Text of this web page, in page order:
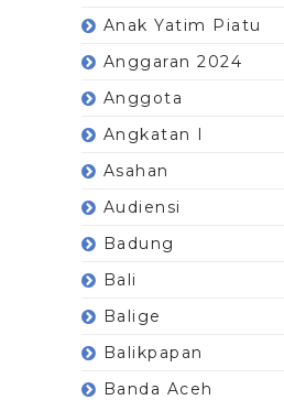
Anak Yatim Piatu
Anggaran 2024
Anggota
Angkatan I
Asahan
Audiensi
Badung
Bali
Balige
Balikpapan
Banda Aceh